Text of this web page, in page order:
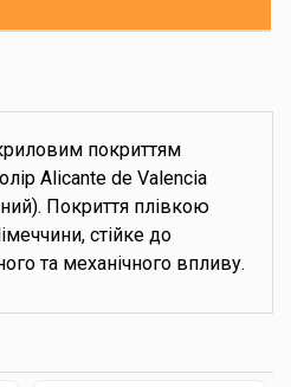
покриттям
Alicante de Valencia
Покриття плівкою
стійке до
та механічного впливу.